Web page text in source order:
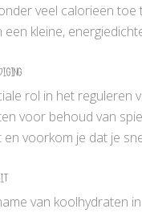
veel calorieën
kleine,
rol in het reguleren
voor behoud van
voorkom je dat je
van koolhydraten